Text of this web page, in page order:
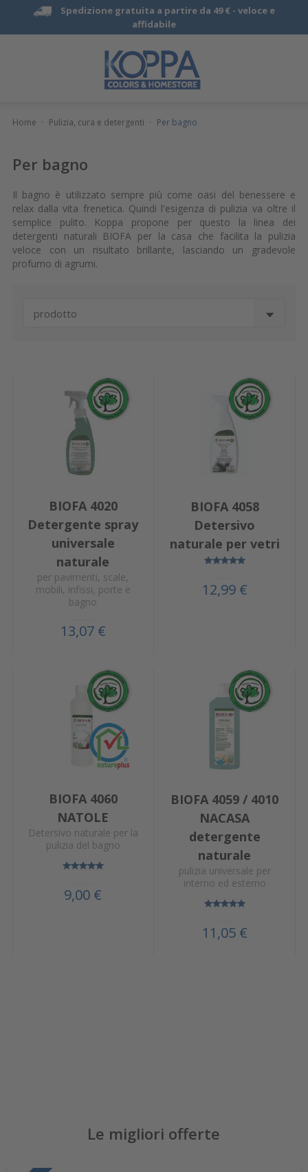
Spedizione gratuita a partire da 49 € - veloce e
affidabile
Home · Pulizia, cura e detergenti · Per bagno
Per bagno
Il bagno è utilizzato sempre più come oasi del benessere e
relax dalla vita frenetica. Quindi l'esigenza di pulizia va oltre il
semplice pulito. Koppa propone per questo la linea dei
detergenti naturali BIOFA per la casa che facilita la pulizia
veloce con un risultato brillante, lasciando un gradevole
profumo di agrumi.
prodotto
BIOFA 4020
Detergente spray
universale
naturale
per pavimenti, scale,
mobili, infissi, porte e
bagno
13,07 €
BIOFA 4058
Detersivo
naturale per vetri
12,99 €
BIOFA 4060
NATOLE
Detersivo naturale per la
pulizia del bagno
9,00 €
BIOFA 4059 / 4010
NACASA
detergente
naturale
pulizia universale per
interno ed esterno
11,05 €
Le migliori offerte